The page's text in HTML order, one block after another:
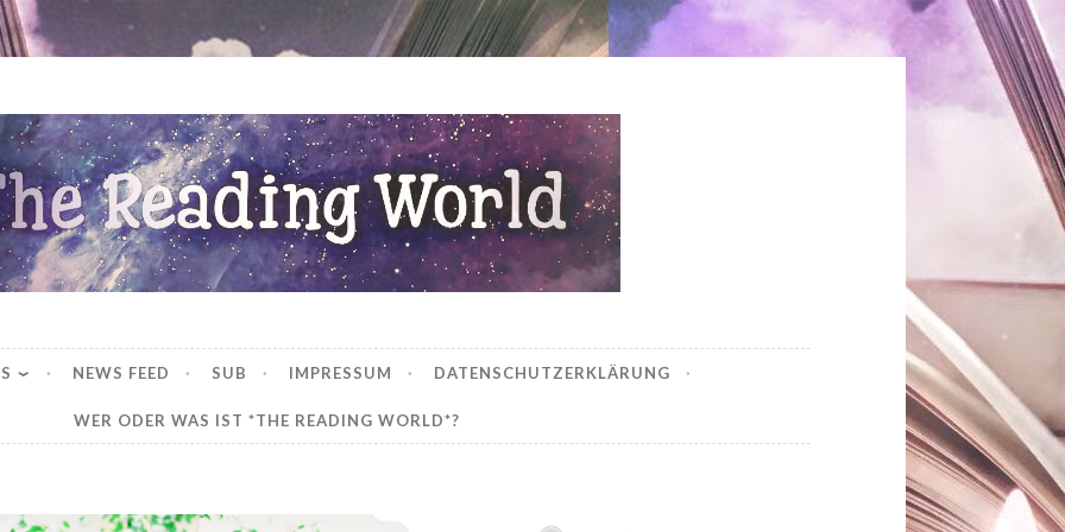
World
NEWS FEED SUB IMPRESSUM DATENSCHUTZERKLÄRUNG
WER ODER WAS IST *THE READING WORLD*?
*Mein LeseJuli 2021*